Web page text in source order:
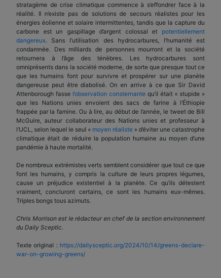
stratagème de crise climatique commence à s’effondrer face à la
réalité. Il n’existe pas de solutions de secours réalistes pour les
énergies éolienne et solaire intermittentes, tandis que la capture du
carbone est un gaspillage d’argent colossal et potentiellement
dangereux. Sans l’utilisation des hydrocarbures, l’humanité est
condamnée. Des milliards de personnes mourront et la société
retournera à l’âge des ténèbres. Les hydrocarbures sont
omniprésents dans la société moderne, de sorte que presque tout ce
que les humains font pour survivre et prospérer sur une planète
dangereuse peut être diabolisé. On en arrive à ce que Sir David
Attenborough fasse l’observation consternante qu’il était « stupide »
que les Nations unies envoient des sacs de farine à l’Éthiopie
frappée par la famine. Ou à lire, au début de l’année, le tweet de Bill
McGuire, auteur collaborateur des Nations unies et professeur à
l’UCL, selon lequel le seul « moyen réaliste » d’éviter une catastrophe
climatique était de réduire la population humaine au moyen d’une
pandémie à haute mortalité.
De nombreux extrémistes verts semblent considérer que tout ce que
font les humains, y compris la culture de leurs propres légumes,
cause un préjudice existentiel à la planète. Ce qu’ils détestent
vraiment, concluront certains, ce sont les humains eux-mêmes.
Triples bongs tous azimuts.
Chris Morrison est le rédacteur en chef de la section environnement
du Daily Sceptic.
Texte original : https://dailysceptic.org/2024/10/14/greens-declare-
war-on-growing-greens/